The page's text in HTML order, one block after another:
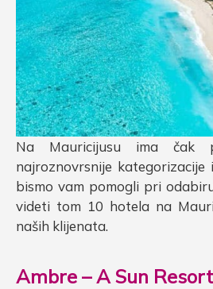
Na Mauricijusu ima čak
najroznovrsnije kategorizacije
bismo vam pomogli pri
videti tom 10 hotela na
naših klijenata.
Ambre – A Sun